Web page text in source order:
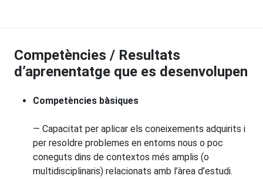
Competències / Resultats
d’aprenentatge que es desenvolupen
Competències bàsiques
— Capacitat per aplicar els coneixements adquirits i
per resoldre problemes en entorns nous o poc
coneguts dins de contextos més amplis (o
multidisciplinaris) relacionats amb l’àrea d’estudi.